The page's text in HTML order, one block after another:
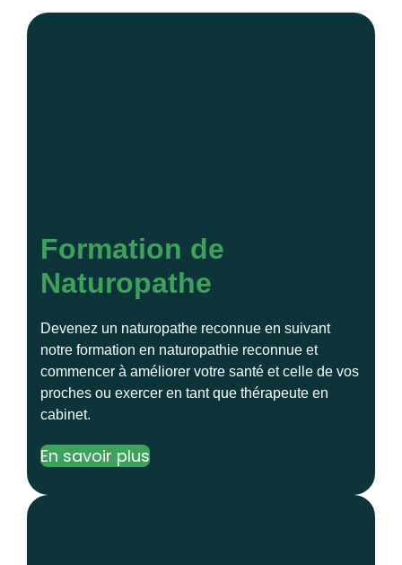
Formation de
Naturopathe
Devenez un naturopathe reconnue en suivant
notre formation en naturopathie reconnue et
commencer à améliorer votre santé et celle de vos
proches ou exercer en tant que thérapeute en
cabinet.
En savoir plus